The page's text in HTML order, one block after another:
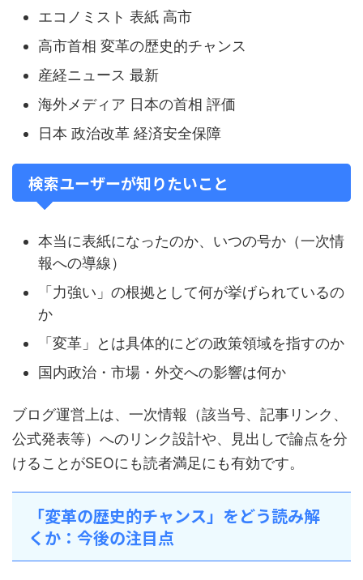
エコノミスト 表紙 高市
高市首相 変革の歴史的チャンス
産経ニュース 最新
海外メディア 日本の首相 評価
日本 政治改革 経済安全保障
検索ユーザーが知りたいこと
本当に表紙になったのか、いつの号か（一次情
報への導線）
「力強い」の根拠として何が挙げられているの
か
「変革」とは具体的にどの政策領域を指すのか
国内政治・市場・外交への影響は何か
ブログ運営上は、一次情報（該当号、記事リンク、
公式発表等）へのリンク設計や、見出しで論点を分
けることがSEOにも読者満足にも有効です。
「変革の歴史的チャンス」をどう読み解
くか：今後の注目点